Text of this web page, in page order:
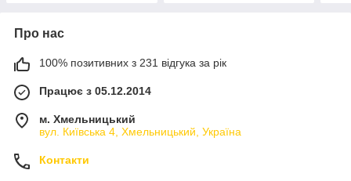
Про нас
100% позитивних з 231 відгука за рік
Працює з 05.12.2014
м. Хмельницький
вул. Київська 4, Хмельницький, Україна
Контакти